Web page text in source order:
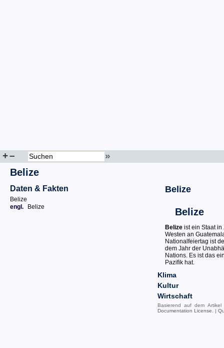
+– »
Belize
Daten & Fakten
Belize
engl.
Belize
Belize
Belize
Belize ist ein Staat
Westen an
Nationalfeiertag ist
dem Jahr der
Nations. Es ist das
Pazifik hat.
Klima
Kultur
Wirtschaft
Basierend auf dem Artikel
Documentation License . |